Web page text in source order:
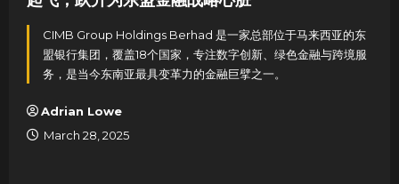
CIMB Group Holdings Berhad 是一家总部位于马来西亚的东
盟银行集团，覆盖18个国家，专注数字创新、绿色金融与跨境服
务，是当今东南亚最具变革力的金融巨擘之一。
Adrian Lowe
March 28, 2025